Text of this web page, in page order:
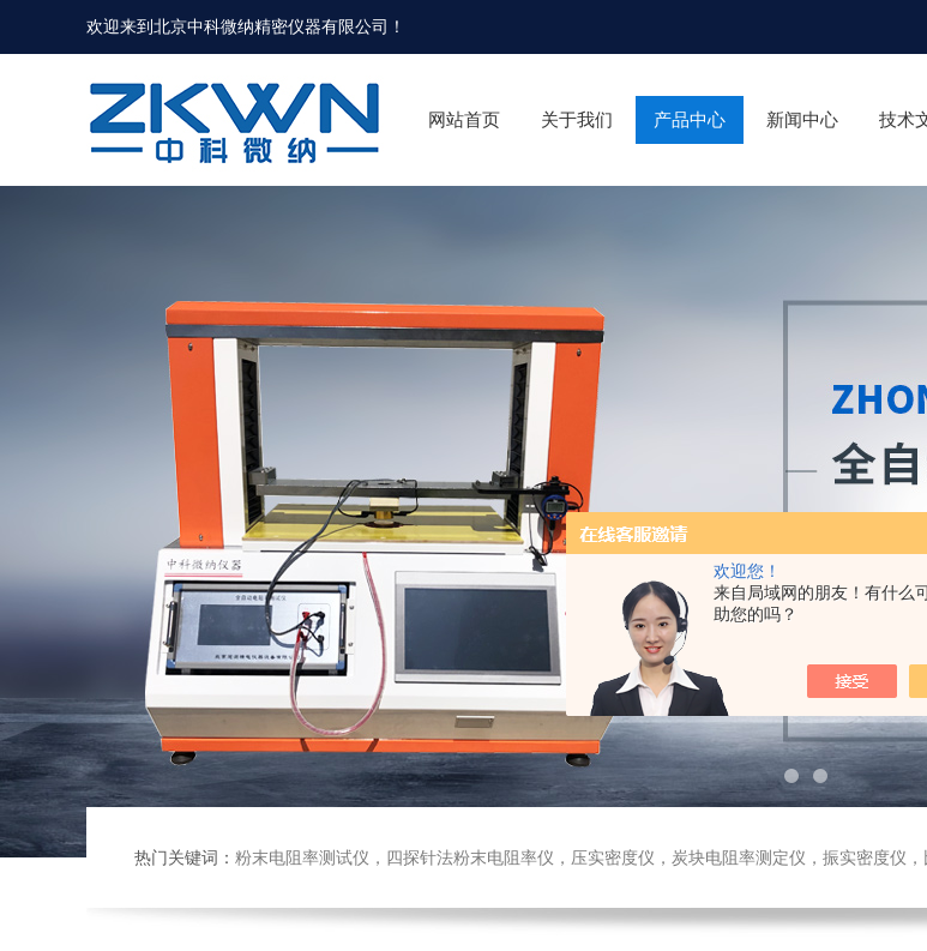
欢迎您！
来自局域网的朋友！有什么
助您的吗？
欢迎来到北京中科微纳精密仪器有限公司！
网站首页 关于我们 产品中心 新闻中心 技术
热门关键词： 粉末电阻率测试仪，四探针法粉末电阻率仪，压实密度仪，炭块电阻率测定仪，振实密度仪，比表面积测试仪，真密度仪，炭块热膨胀仪，炭块透气率仪，炭块二氧